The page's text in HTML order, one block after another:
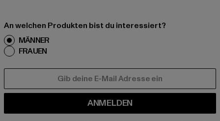
An welchen Produkten bist du interessiert?
MÄNNER
FRAUEN
ANMELDEN